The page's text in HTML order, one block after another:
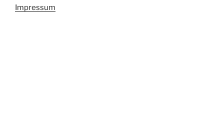
Impressum